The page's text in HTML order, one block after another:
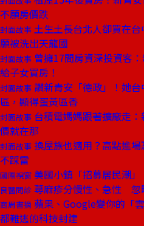
不願房價跌
封面故事 土生土長台北人卻買在
願被洗出天龍國
封面故事 曾擁17間房資深投資客
給子女買房！
封面故事 讚新青安「德政」！她
區，顯得蛋黃區香
封面故事 台積電媽媽跟著擴廠走
價就在那
封面故事 換屋族也適用？高點進
不踩雷
國際視窗 美國小鎮「招募居民潮
良醫問診 蕁麻疹分慢性、急性 忽
商周書摘 蘋果、Google變你的「
都難逃的科技封建